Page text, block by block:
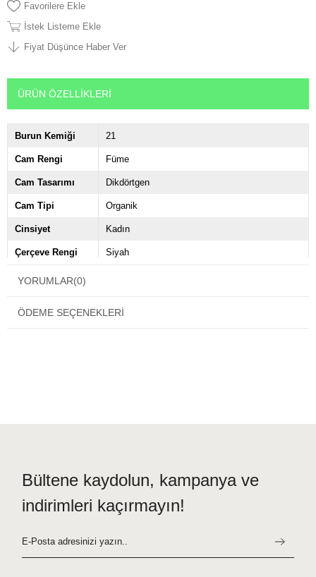
Favorilere Ekle
İstek Listeme Ekle
Fiyat Düşünce Haber Ver
ÜRÜN ÖZELLIKLERI
Burun Kemiği 21
Cam Rengi Füme
Cam Tasarımı Dikdörtgen
Cam Tipi Organik
Cinsiyet Kadın
Çerçeve Rengi Siyah
Çerçeve Tipi
YORUMLAR(0)
ÖDEME SEÇENEKLERI
Bültene kaydolun, kampanya ve
indirimleri kaçırmayın!